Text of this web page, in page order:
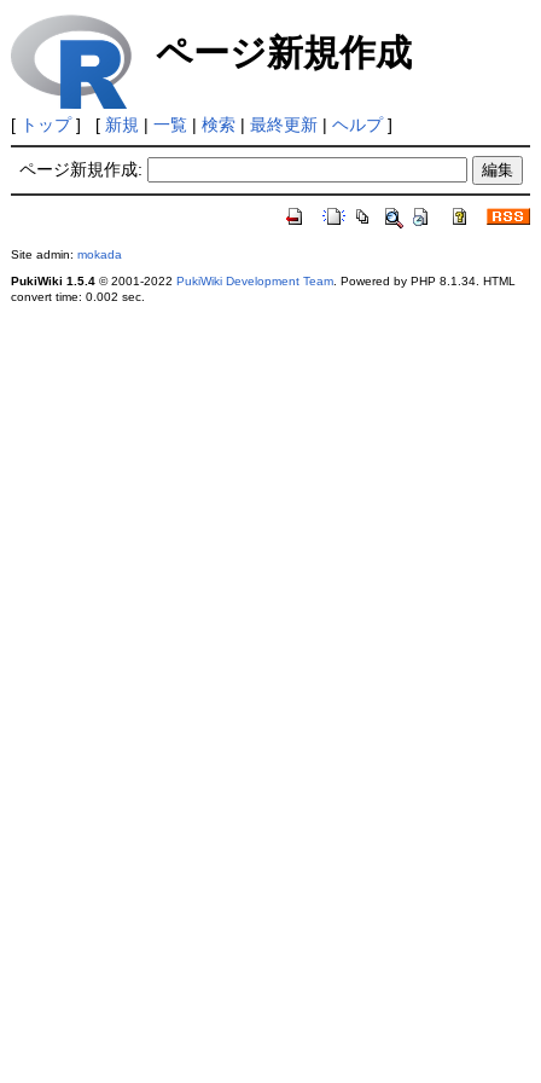
ページ新規作成
[ トップ] [ 新規 | 一覧| 検索| 最終更新| ヘルプ]
ページ新規作成:
Site admin: mokada
PukiWiki 1.5.4© 2001-2022 PukiWiki Development Team. Powered by PHP 8.1.34. HTML
convert time: 0.002 sec.